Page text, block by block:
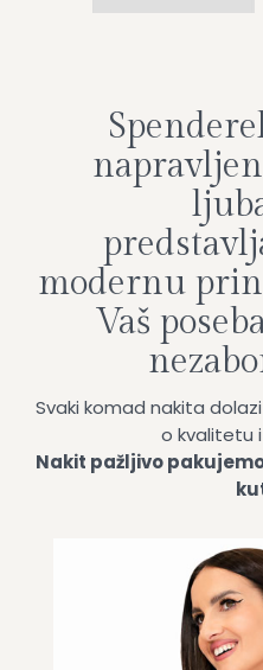
modernu
Vaš
Svaki komad nakita
o kvalitetu
Nakit pažljivo